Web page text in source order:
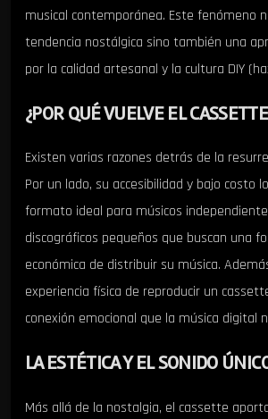
musical contemporánea. Este fenómeno
tendencia nostálgica sino también una
por la calidad artesanal y la cultura DIY
¿POR QUÉ VUELVE EL
Existen varias razones detrás de la
Por un lado, su accesibilidad y bajo costo
formato ideal para músicos
discográficos pequeños que buscan una
económica de distribuir su música.
experiencia física de reproducir un
conexión emocional que la música digital
LA ESTÉTICA Y EL SONIDO
Más allá de la nostalgia, el cassette